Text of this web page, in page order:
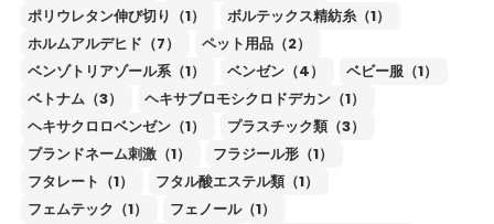
ポリウレタン伸び切り（1）
ボルテックス精紡糸（1）
ホルムアルデヒド（7）
ペット用品（2）
ベンゾトリアゾール系（1）
ベンゼン（4）
ベビー服（1）
ベトナム（3）
ヘキサブロモシクロドデカン（1）
ヘキサクロロベンゼン（1）
プラスチック類（3）
ブランドネーム刺激（1）
フラジール形（1）
フタレート（1）
フタル酸エステル類（1）
フェムテック（1）
フェノール（1）